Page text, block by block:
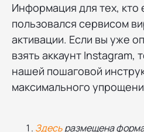
Информация для тех, кто
пользовался сервисом
активации. Если вы уже
взять аккаунт Instagram,
нашей пошаговой
максимального
Здесьразмещена